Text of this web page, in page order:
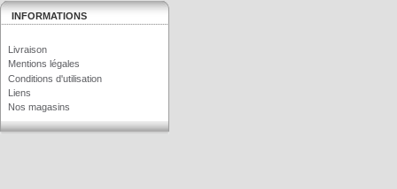
INFORMATIONS
Livraison
Mentions légales
Conditions d'utilisation
Liens
Nos magasins